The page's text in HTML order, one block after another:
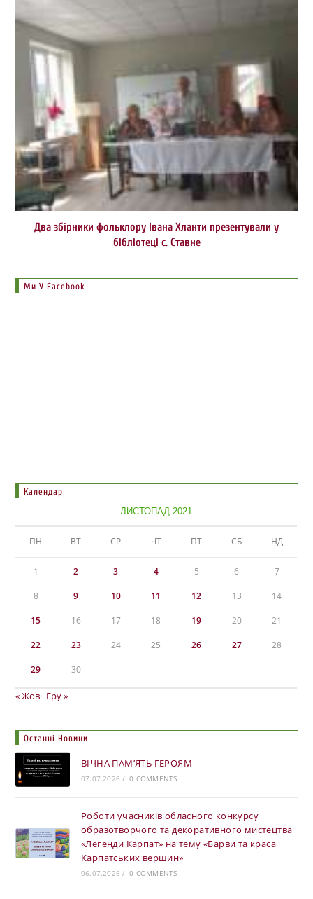
Два збірники фольклору Івана Хланти презентували у
бібліотеці с. Ставне
Ми У Facebook
Календар
ЛИСТОПАД 2021
ПН ВТ СР ЧТ ПТ СБ НД
1 2 3 4 5 6 7
8 9 10 11 12 13 14
15 16 17 18 19 20 21
22 23 24 25 26 27 28
29 30
« Жов Гру »
Останні Новини
ВІЧНА ПАМ’ЯТЬ ГЕРОЯМ
07.07.2026 / 0 COMMENTS
Роботи учасників обласного конкурсу
образотворчого та декоративного мистецтва
«Легенди Карпат» на тему «Барви та краса
Карпатських вершин»
06.07.2026 / 0 COMMENTS